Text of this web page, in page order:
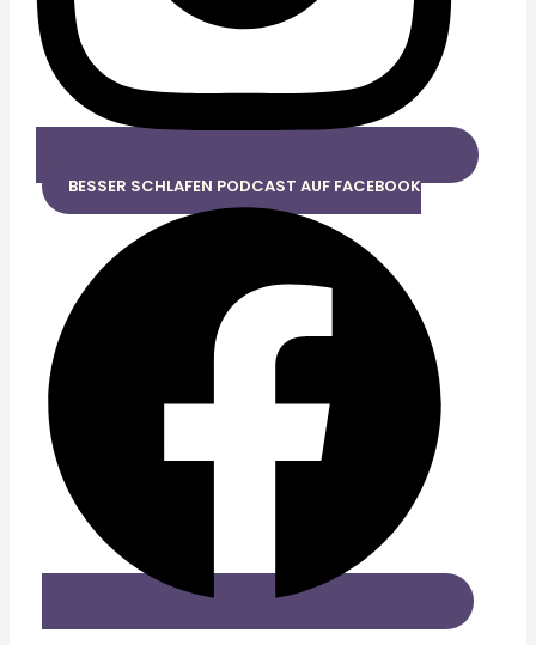
BESSER SCHLAFEN PODCAST AUF FACEBOOK